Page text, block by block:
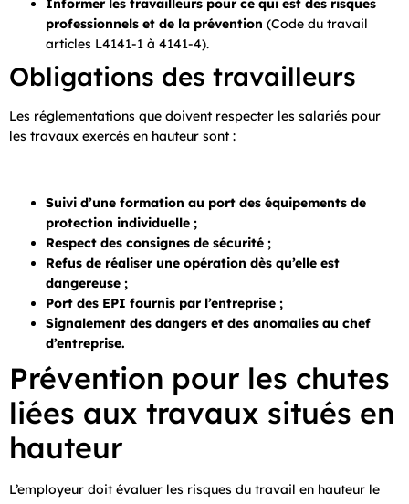
Informer les travailleurs pour ce qui est des risques
professionnels et de la prévention (Code du travail
articles L4141-1 à 4141-4).
Obligations des travailleurs
Les réglementations que doivent respecter les salariés pour
les travaux exercés en hauteur sont :
Suivi d’une formation au port des équipements de
protection individuelle ;
Respect des consignes de sécurité ;
Refus de réaliser une opération dès qu’elle est
dangereuse ;
Port des EPI fournis par l’entreprise ;
Signalement des dangers et des anomalies au chef
d’entreprise.
Prévention pour les chutes
liées aux travaux situés en
hauteur
L’employeur doit évaluer les risques du travail en hauteur le